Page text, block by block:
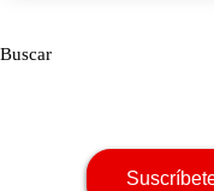
Buscar